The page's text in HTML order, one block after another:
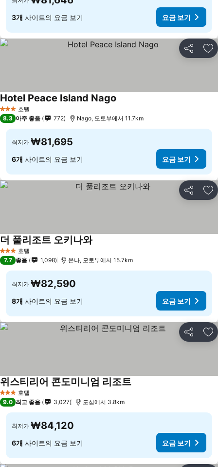
3개 사이트의 요금 보기 요금 보기
공유 즐
3 성급 호텔
Hotel Peace Island Nago
8.3 아주 좋음 772 Nago, 모토부에서 11.7km
최저가 ₩81,695
6개 사이트의 요금 보기 요금 보기
공유 즐
3 성급 호텔
더 풀리조트 오키나와
7.7 좋음 1,098 온나, 모토부에서 15.7km
최저가 ₩82,590
8개 사이트의 요금 보기 요금 보기
공유 즐
3 성급 호텔
위스티리어 콘도미니엄 리조트
9.0 최고 좋음 3,027 도심에서 3.8km
최저가 ₩84,120
6개 사이트의 요금 보기 요금 보기